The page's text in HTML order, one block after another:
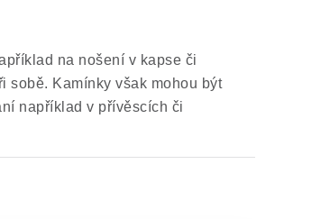
na nošení v kapse či
sobě. Kamínky však mohou být
například v přívěscích či